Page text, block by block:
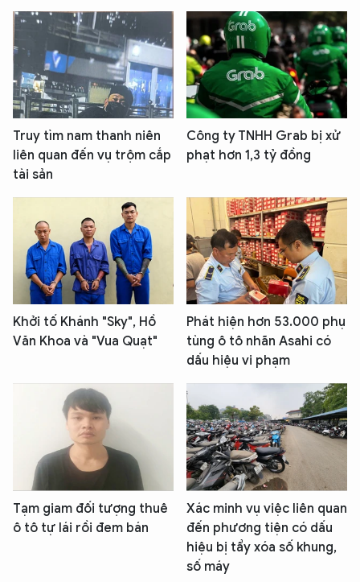
Truy tìm nam thanh niên
liên quan đến vụ trộm cắp
tài sản
Công ty TNHH Grab bị xử
phạt hơn 1,3 tỷ đồng
Khởi tố Khánh "Sky", Hồ
Văn Khoa và "Vua Quạt"
Phát hiện hơn 53.000 phụ
tùng ô tô nhãn Asahi có
dấu hiệu vi phạm
Tạm giam đối tượng thuê
ô tô tự lái rồi đem bán
Xác minh vụ việc liên quan
đến phương tiện có dấu
hiệu bị tẩy xóa số khung,
số máy